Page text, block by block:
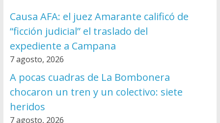
Causa AFA: el juez Amarante calificó de
“ficción judicial” el traslado del
expediente a Campana
7 agosto, 2026
A pocas cuadras de La Bombonera
chocaron un tren y un colectivo: siete
heridos
7 agosto, 2026